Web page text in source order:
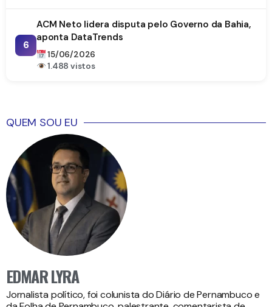
6
ACM Neto lidera disputa pelo Governo da Bahia,
aponta DataTrends
15/06/2026
1.488 vistos
QUEM SOU EU
EDMAR LYRA
Jornalista político, foi colunista do Diário de Pernambuco e